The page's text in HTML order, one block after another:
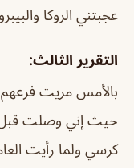
عجبتني الروكا
التقرير الثالث:
بالأمس مريت
‏حيث إني وصلت قبل
كرسي ولما رأيت